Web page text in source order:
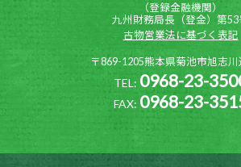
（登録金融機関）
九州財務局長（登金）第53
古物営業法に基づく表記
〒869-1205熊本県菊池市旭志川
TEL: 0968-23-
FAX: 0968-23-